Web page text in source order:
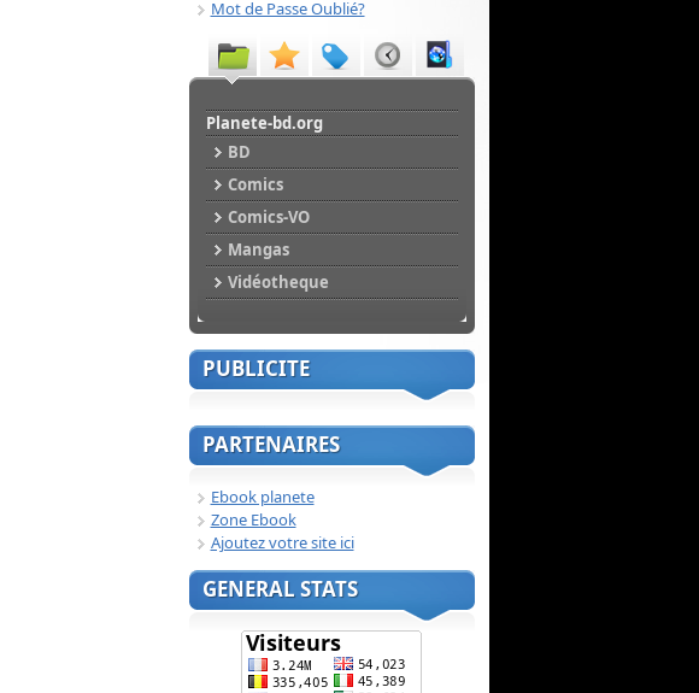
Mot de Passe Oublié?
Planete-bd.org
BD
Comics
Comics-VO
Mangas
Vidéotheque
PUBLICITE
PARTENAIRES
Ebook planete
Zone Ebook
Ajoutez votre site ici
GENERAL STATS